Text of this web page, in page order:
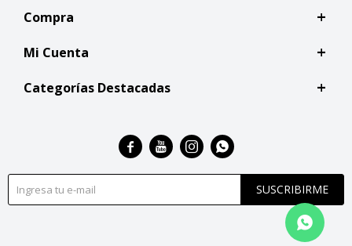
Compra
Mi Cuenta
Categorías Destacadas
SUSCRIBIRME
   